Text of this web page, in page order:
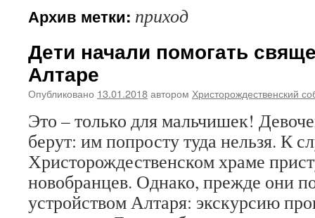
Архив метки: приход
Дети начали помогать
Алтаре
Опубликовано 13.01.2018автором Христорождественский
Это – только для мальчишек!
берут: им попросту туда нельзя. К
Христорождественском храме
новобранцев. Однако, прежде они
устройством Алтаря: экскурсию